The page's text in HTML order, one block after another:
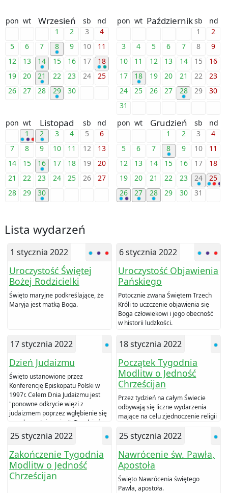
pon wt Wrzesień sb
nd
1
2 3
4
5
6 7 8 9 10
11
12
13 14 15 16 17
18
19
20 21 22 23 24
25
26
27 28 29 30
pon wt Październiksb
nd
1
2
3
4 5 6 7 8
9
10
11 12 13 14 15
16
17
18 19 20 21 22
23
24
25 26 27 28 29
30
31
pon wt Listopad sb
nd
1
2 3 4 5
6
7
8 9 10 11 12
13
14
15 16 17 18 19
20
21
22 23 24 25 26
27
28
29 30
pon wt Grudzień sb
nd
1
2 3
4
5
6 7 8 9 10
11
12
13 14 15 16 17
18
19
20 21 22 23 24
25
26
27 28 29 30 31
Lista wydarzeń
1 stycznia 2022
Uroczystość Świętej
Bożej Rodzicielki
Święto maryjne podkreślające, że
Maryja jest matką Boga.
6 stycznia 2022
Uroczystość Objawienia
Pańskiego
Potocznie zwana Świętem Trzech
Króli to uczczenie objawienia się
Boga człowiekowi i jego obecność
w historii ludzkości.
17 stycznia 2022
Dzień Judaizmu
Święto ustanowione przez
Konferencję Episkopatu Polski w
1997r. Celem Dnia Judaizmu jest
"ponowne odkrycie więzi z
judaizmem poprzez wgłębienie się
we własną tajemnicę". Ten dzień
zapoczątkowuje Tydzień modlitw o
jedność Chrześcijan.
18 stycznia 2022
Początek Tygodnia
Modlitw o Jedność
Chrześcijan
Przez tydzień na całym Świecie
odbywają się liczne wydarzenia
mające na celu zjednoczenie religii
25 stycznia 2022
Zakończenie Tygodnia
Modlitw o Jedność
Chrześcijan
25 stycznia 2022
Nawrócenie św. Pawła,
Apostoła
Święto Nawrócenia świętego
Pawła, apostoła.